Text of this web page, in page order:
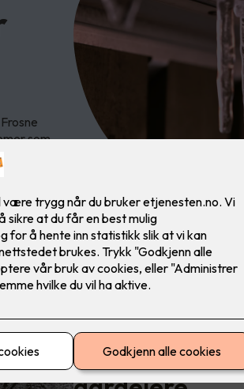
som
Frostsikring